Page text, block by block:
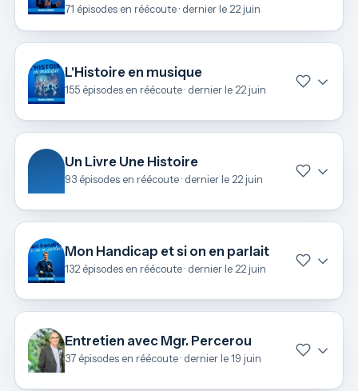
71 épisodes en réécoute · dernier le 22 juin
L'Histoire en musique
155 épisodes en réécoute · dernier le 22 juin
Un Livre Une Histoire
93 épisodes en réécoute · dernier le 22 juin
Mon Handicap et si on en parlait
132 épisodes en réécoute · dernier le 22 juin
Entretien avec Mgr. Percerou
37 épisodes en réécoute · dernier le 19 juin